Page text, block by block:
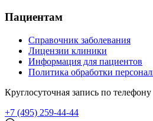
Пациентам
Справочник заболевания
Лицензии клиники
Информация для пациентов
Политика обработки
Круглосуточная запись по телефону
+7 (495) 259-44-44